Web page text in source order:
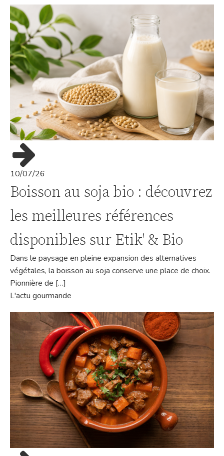
10/07/26
Boisson au soja bio : découvrez
les meilleures références
disponibles sur Etik' & Bio
Dans le paysage en pleine expansion des alternatives
végétales, la boisson au soja conserve une place de choix.
Pionnière de […]
L'actu gourmande